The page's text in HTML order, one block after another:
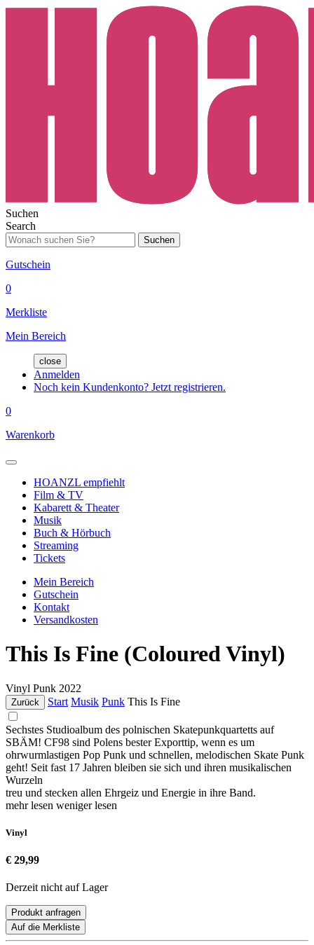
Suchen
Search
Suchen
Gutschein
0
Merkliste
Mein Bereich
close
Anmelden
Noch kein Kundenkonto? Jetzt registrieren.
0
Warenkorb
HOANZL empfiehlt
Film & TV
Kabarett & Theater
Musik
Buch & Hörbuch
Streaming
Tickets
Mein Bereich
Gutschein
Kontakt
Versandkosten
This Is Fine (Coloured Vinyl)
Vinyl Punk 2022
Zurück Start Musik Punk This Is Fine
Sechstes Studioalbum des polnischen Skatepunkquartetts auf
SBÄM! CF98 sind Polens bester Exporttip, wenn es um
ohrwurmlastigen Pop Punk und schnellen, melodischen Skate Punk
geht! Seit fast 17 Jahren bleiben sie sich und ihren musikalischen
Wurzeln
treu und stecken allen Ehrgeiz und Energie in ihre Band.
mehr lesen weniger lesen
Vinyl
€ 29,99
Derzeit nicht auf Lager
Produkt anfragen
Auf die Merkliste